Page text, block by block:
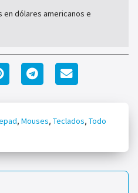
dólares americanos e
, Mouses, Teclados, Todo